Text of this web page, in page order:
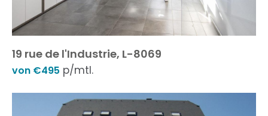
19 rue de l'Industrie, L-8069
von €495 p/mtl.